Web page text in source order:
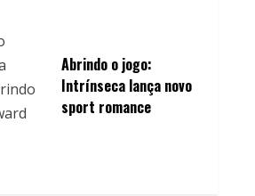
Abrindo o jogo:
Intrínseca lança novo
sport romance